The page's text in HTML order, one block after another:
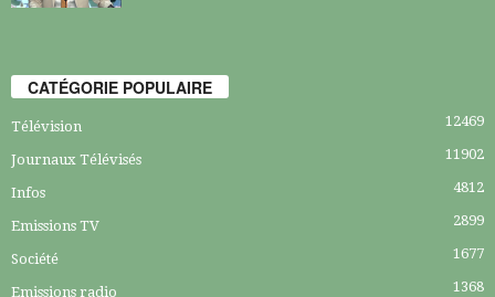
CATÉGORIE POPULAIRE
Télévision 12469
Journaux Télévisés 11902
Infos 4812
Emissions TV 2899
Société 1677
Emissions radio 1368